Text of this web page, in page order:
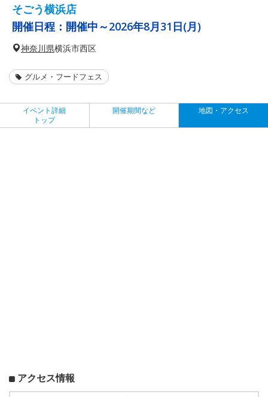
そごう横浜店
開催日程： 開催中～2026年8月31日(月)
神奈川県横浜市西区
グルメ・フードフェス
イベント詳細
トップ
開催期間など 地図・アクセス
アクセス情報